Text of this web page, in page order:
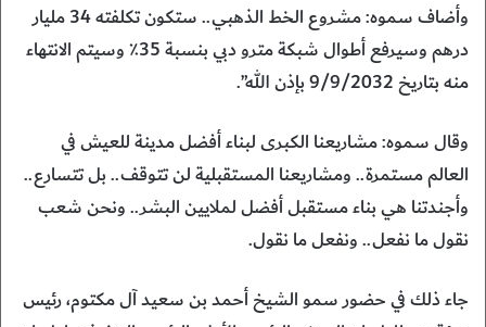
وأضاف سموه: مشروع الخط الذهبي.. ستكون تكلفته 34 مليار
درهم وسيرفع أطوال شبكة مترو دبي بنسبة 35٪ وسيتم الانتهاء
منه بتاريخ 9/9/2032 بإذن الله”.
وقال سموه: مشاريعنا الكبرى لبناء أفضل مدينة للعيش في
العالم مستمرة.. ومشاريعنا المستقبلية لن تتوقف.. بل تتسارع..
وأجندتنا هي بناء مستقبل أفضل لملايين البشر.. ونحن شعب
نقول ما نفعل.. ونفعل ما نقول.
جاء ذلك في حضور سمو الشيخ أحمد بن سعيد آل مكتوم، رئيس